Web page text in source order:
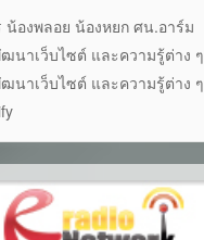
น้องพลอย น้องหยก ศน.อาร์ม
นาเว็บไซต์ และความรู้ต่าง ๆ
นาเว็บไซต์ และความรู้ต่าง ๆ